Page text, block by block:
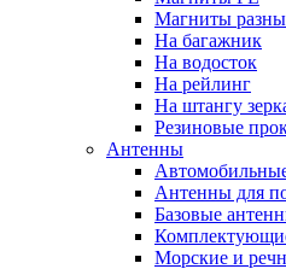
Магниты
На багажник
На водосток
На рейлинг
На штангу
Резиновые
Антенны
Антенны для
Базовые
Морские и